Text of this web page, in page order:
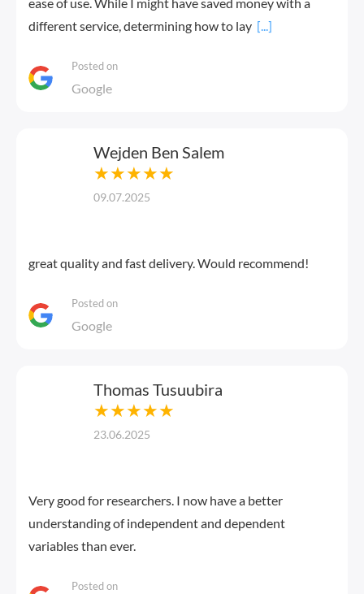
ease of use. While I might have saved money with a
different service, determining how to lay [...]
Posted on
Google
Wejden Ben Salem
★★★★★
09.07.2025
great quality and fast delivery. Would recommend!
Posted on
Google
Thomas Tusuubira
★★★★★
23.06.2025
Very good for researchers. I now have a better
understanding of independent and dependent
variables than ever.
Posted on